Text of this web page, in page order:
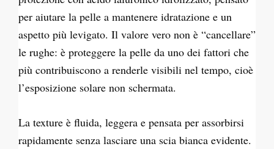
per aiutare la pelle a mantenere idratazione e un
aspetto più levigato. Il valore vero non è “cancellare”
le rughe: è proteggere la pelle da uno dei fattori che
più contribuiscono a renderle visibili nel tempo, cioè
l’esposizione solare non schermata.
La texture è fluida, leggera e pensata per assorbirsi
rapidamente senza lasciare una scia bianca evidente.